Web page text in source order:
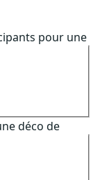
pour une
déco de